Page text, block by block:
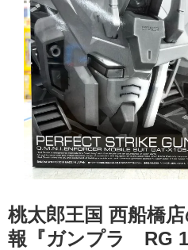
桃太郎王国 西船橋
報『ガンプラ RG